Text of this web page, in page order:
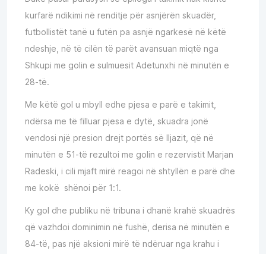
kurfarë ndikimi në renditje për asnjërën skuadër,
futbollistët tanë u futën pa asnjë ngarkesë në këtë
ndeshje, në të cilën të parët avansuan miqtë nga
Shkupi me golin e sulmuesit Adetunxhi në minutën e
28-të.
Me këtë gol u mbyll edhe pjesa e parë e takimit,
ndërsa me të filluar pjesa e dytë, skuadra jonë
vendosi një presion drejt portës së Iljazit, që në
minutën e 51-të rezultoi me golin e rezervistit Marjan
Radeski, i cili mjaft mirë reagoi në shtyllën e parë dhe
me kokë shënoi për 1:1.
Ky gol dhe publiku në tribuna i dhanë krahë skuadrës
që vazhdoi dominimin në fushë, derisa në minutën e
84-të, pas një aksioni mirë të ndëruar nga krahu i